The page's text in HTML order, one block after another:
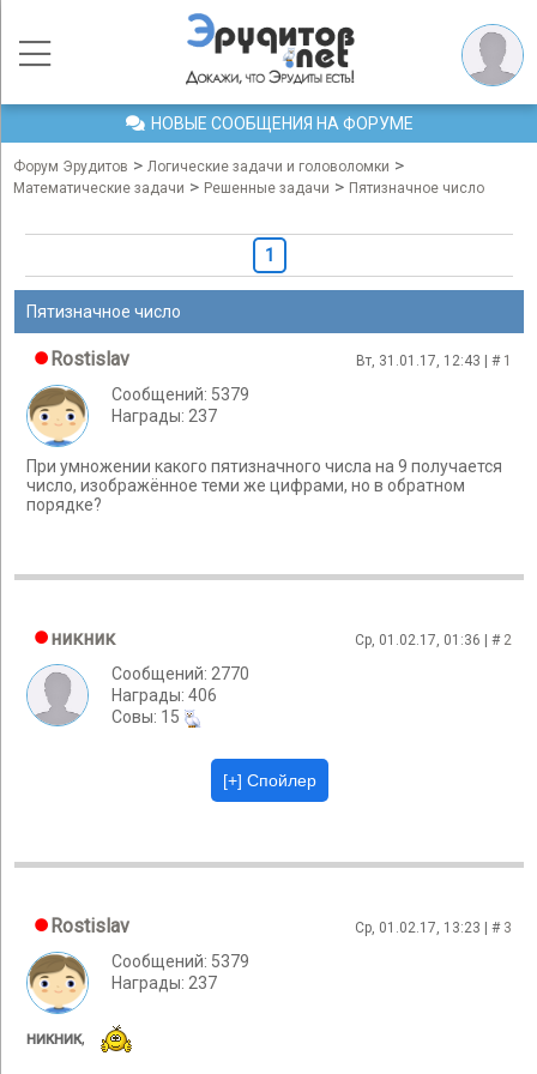
НОВЫЕ СООБЩЕНИЯ НА ФОРУМЕ
Форум Эрудитов > Логические задачи и головоломки >
Математические задачи > Решенные задачи > Пятизначное число
1
Пятизначное число
Rostislav Вт, 31.01.17, 12:43 | # 1
Сообщений: 5379
Награды: 237
При умножении какого пятизначного числа на 9 получается
число, изображённое теми же цифрами, но в обратном
порядке?
никник Ср, 01.02.17, 01:36 | # 2
Сообщений: 2770
Награды: 406
Cовы: 15
Rostislav Ср, 01.02.17, 13:23 | # 3
Сообщений: 5379
Награды: 237
никник,